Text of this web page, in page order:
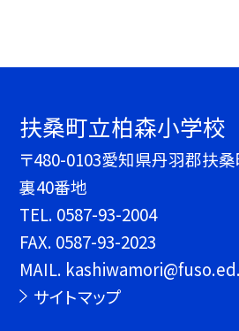
扶桑町立柏森小学校
〒480-0103愛知県丹羽郡扶
裏40番地
TEL. 0587-93-2004
FAX. 0587-93-2023
MAIL.
サイトマップ